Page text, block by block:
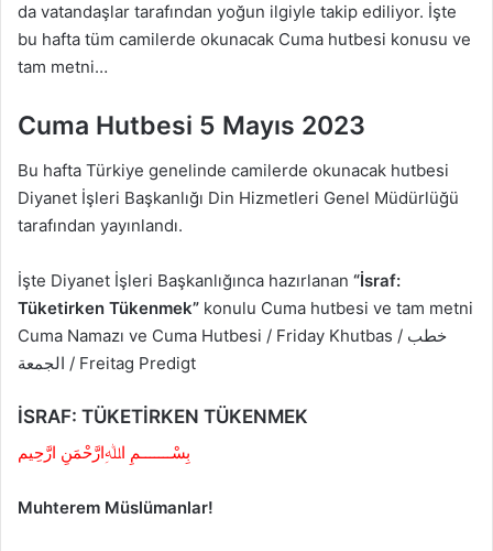
da vatandaşlar tarafından yoğun ilgiyle takip ediliyor. İşte
bu hafta tüm camilerde okunacak Cuma hutbesi konusu ve
tam metni…
Cuma Hutbesi 5 Mayıs 2023
Bu hafta Türkiye genelinde camilerde okunacak hutbesi
Diyanet İşleri Başkanlığı Din Hizmetleri Genel Müdürlüğü
tarafından yayınlandı.
İşte Diyanet İşleri Başkanlığınca hazırlanan “İsraf:
Tüketirken Tükenmek” konulu Cuma hutbesi ve tam metni
Cuma Namazı ve Cuma Hutbesi / Friday Khutbas / خطب
الجمعة​​​​​​​​​​ / Freitag Predigt
İSRAF: TÜKETİRKEN TÜKENMEK
بِسْـــــــمِ اﷲِارَّحْمَنِ ارَّحِيم
Muhterem Müslümanlar!